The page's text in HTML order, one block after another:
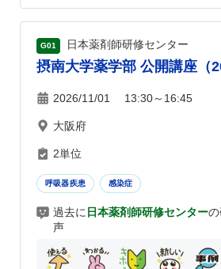
G01 日本薬剤師研修センター
摂南大学薬学部 公開講座（
2026/11/01 13:30～16:45
大阪府
2単位
呼吸器疾患 感染症
過去に 日本薬剤師研修センター
声